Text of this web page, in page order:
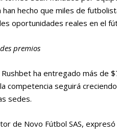
han hecho que miles de
oportunidades reales en el
premios
Rushbet ha entregado más de
competencia seguirá
sedes.
de Novo Fútbol SAS,